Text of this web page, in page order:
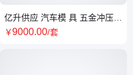
亿升供应 汽车模 具 五金冲压件
模具 精度高 支持定制
￥9000.00/套